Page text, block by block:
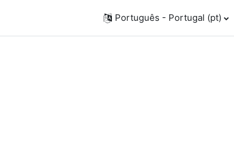
Português - Portugal ‎(pt)‎